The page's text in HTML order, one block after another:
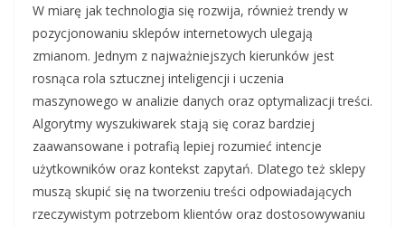
W miarę jak technologia się rozwija, również trendy w
pozycjonowaniu sklepów internetowych ulegają
zmianom. Jednym z najważniejszych kierunków jest
rosnąca rola sztucznej inteligencji i uczenia
maszynowego w analizie danych oraz optymalizacji treści.
Algorytmy wyszukiwarek stają się coraz bardziej
zaawansowane i potrafią lepiej rozumieć intencje
użytkowników oraz kontekst zapytań. Dlatego też sklepy
muszą skupić się na tworzeniu treści odpowiadających
rzeczywistym potrzebom klientów oraz dostosowywaniu